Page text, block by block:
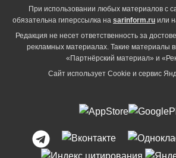
При использовании любых материалов с
обязательна гиперссылка на sarinform.ru или
Редакция не несет ответственность за
рекламных материалах. Такие материалы
«Партнёрский материал» и
Сайт использует Cookie и сервиc